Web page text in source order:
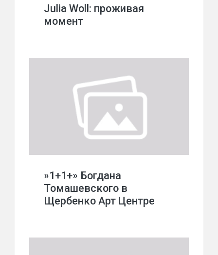
Julia Woll: проживая
момент
»1+1+» Богдана
Томашевского в
Щербенко Арт Центре